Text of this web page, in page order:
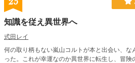
知識を従え異世界へ
式田レイ
何の取り柄もない嵐山コルトが本と出会い、な
った。これが幸運なのか異世界に転生し、冒